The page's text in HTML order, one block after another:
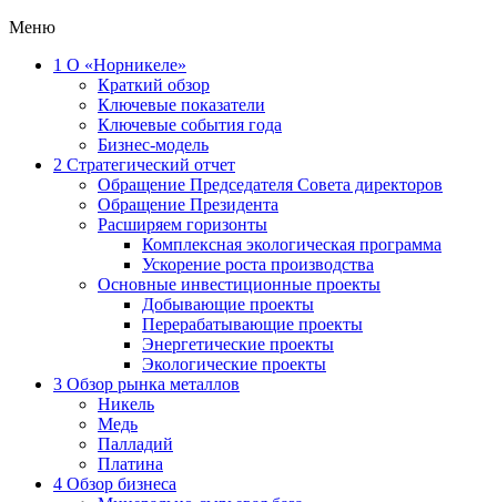
Меню
1 О «Норникеле»
Краткий обзор
Ключевые показатели
Ключевые события года
Бизнес-модель
2 Стратегический отчет
Обращение Председателя Совета директоров
Обращение Президента
Расширяем горизонты
Комплексная экологическая программа
Ускорение роста производства
Основные инвестиционные проекты
Добывающие проекты
Перерабатывающие проекты
Энергетические проекты
Экологические проекты
3 Обзор рынка металлов
Никель
Медь
Палладий
Платина
4 Обзор бизнеса